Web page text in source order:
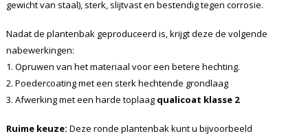
gewicht van staal), sterk, slijtvast en bestendig tegen corrosie.
Nadat de plantenbak geproduceerd is, krijgt deze de volgende
nabewerkingen:
1. Opruwen van het materiaal voor een betere hechting.
2. Poedercoating met een sterk hechtende grondlaag
3. Afwerking met een harde toplaag qualicoat klasse 2
Ruime keuze: Deze ronde plantenbak kunt u bijvoorbeeld